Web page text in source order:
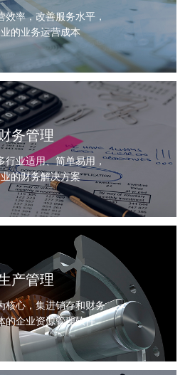
效率，改善服务水平，
的业务运营成本
务管理
行业适用、简单易用，
的财务解决方案
产管理
核心，集进销存和财务
的企业资源管理软件